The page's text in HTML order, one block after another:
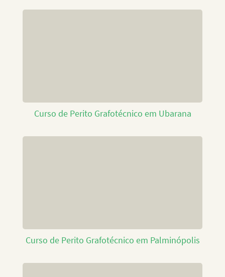
Curso de Perito Grafotécnico em Ubarana
Curso de Perito Grafotécnico em Palminópolis